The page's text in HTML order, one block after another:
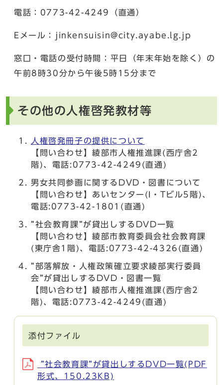
電話：0773-42-4249（直通）
Eメール：jinkensuisin@city.ayabe.lg.jp
窓口・電話の受付時間：平日（年末年始を除く）の
午前8時30分から午後5時15分まで
その他の人権啓発教材等
人権啓発冊子の提供について
【問い合わせ】綾部市人権推進課(西庁舎2
階)、電話:0773-42-4249(直通)
男女共同参画に関するDVD・図書について
【問い合わせ】あいセンター(I・Tビル5階)、
電話:0773-42-1801(直通)
”社会教育課”が貸出しするDVD一覧
【問い合わせ】綾部市教育委員会社会教育課
(東庁舎1階)、電話:0773-42-4326(直通)
”部落解放・人権政策確立要求綾部実行委員
会”が貸出しするDVD・図書一覧
【問い合わせ】綾部市人権推進課(西庁舎2
階)、電話:0773-42-4249(直通)
添付ファイル
”社会教育課”が貸出しするDVD一覧(PDF
形式、150.23KB)